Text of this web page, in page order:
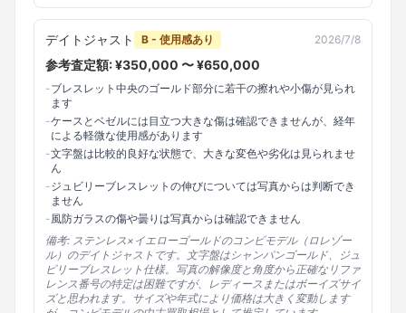
デイトジャスト B - 使用感あり 2026/7/8
参考査定額: ¥350,000 〜 ¥650,000
-ブレスレット中央のゴールド部分に若干の擦れや小傷が見られ
ます
-ケースとベゼルには目立つ大きな傷は確認できませんが、経年
による軽微な使用感があります
-文字盤は比較的良好な状態で、大きな変色や劣化は見られませ
ん
-ジュビリーブレスレットの伸びについては写真からは判断でき
ません
-風防ガラスの傷や曇りは写真からは確認できません
備考: ステンレス×イエローゴールドのコンビモデル（ロレゾー
ル）のデイトジャストです。文字盤はシャンパンゴールド、ジュ
ビリーブレスレット仕様。写真の解像度と角度から正確なリファ
レンス番号の特定は困難ですが、レディースまたはボーイズサイ
ズと思われます。サイズや年式により価格は大きく変動します